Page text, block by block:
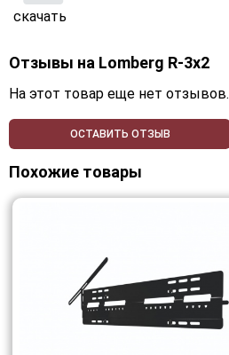
скачать
Отзывы на Lomberg R-3х2
На этот товар еще нет отзывов.
ОСТАВИТЬ ОТЗЫВ
Похожие товары